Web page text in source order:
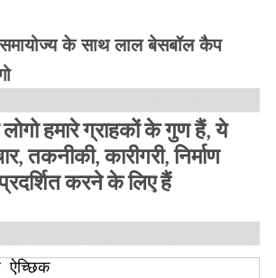
के साथ लाल बेसबॉल कैप
लोगो हमारे ग्राहकों के गुण हैं, ये
तकनीकी, कारीगरी, निर्माण
करने के लिए हैं
ऐच्छिक